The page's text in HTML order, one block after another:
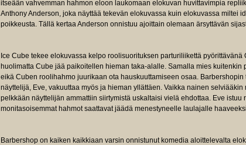
itseään vahvemman hahmon eloon laukomaan elokuvan huvittavimpia
Anthony Anderson, joka näyttää tekevän elokuvassa kuin elokuvassa miltei
poikkeusta. Tällä kertaa Anderson onnistuu ajoittain olemaan ärsyttävän
Ice Cube tekee elokuvassa kelpo roolisuorituksen parturiliikettä
huolimatta Cube jää paikoitellen hieman taka-alalle. Samalla mies kuitenkin
eikä Cuben roolihahmo juurikaan ota hauskuuttamiseen osaa.
näyttelijä, Eve, vakuuttaa myös ja hieman yllättäen. Vaikka nainen
pelkkään näyttelijän ammattiin siirtymistä uskaltaisi vielä ehdottaa. Eve istuu
monitasoisemmat hahmot saattavat jäädä menestyneelle laulajalle
Barbershop on kaiken kaikkiaan varsin onnistunut komedia aloittelevalta